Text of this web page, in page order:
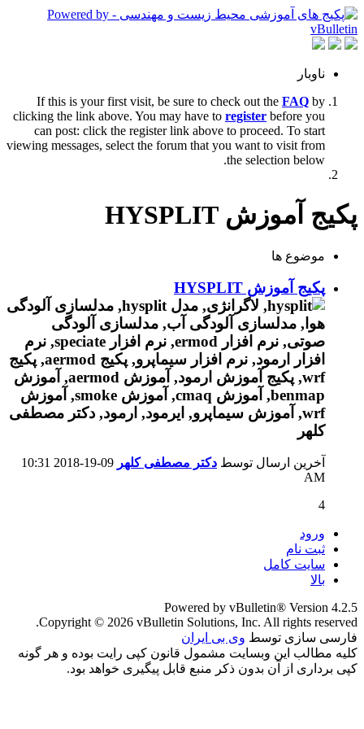
ناوبار
If this is your first visit, be sure to check out the FAQ by
clicking the link above. You may have to register before you
can post: click the register link above to proceed. To start
viewing messages, select the forum that you want to visit from
the selection below.
پکیج آموزش HYSPLIT
موضوع ها
پکیج آموزش HYSPLIT
آخرین ارسال توسط دکتر مصطفی کلهر
10:31
AM
4
ورود
ثبت نام
سایت کامل
بالا
Powered by vBulletin® Version 4.2.5
Copyright © 2026 vBulletin Solutions, Inc. All rights reserved.
فارسی سازی توسط وی بی ایران
کلیه مطالب این وبسایت مشمول قانون کپی رایت بوده و هر گونه
کپی برداری از آن بدون ذکر منبع قابل پیگیری خواهد بود.